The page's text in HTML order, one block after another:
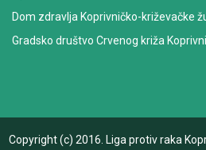
Dom zdravlja Koprivničko-križevačke
Gradsko društvo Crvenog križa
Copyright (c) 2016. Liga protiv raka